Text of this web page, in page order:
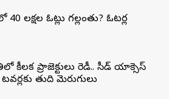
లక్షల ఓట్లు గల్లంతు? ఓటర్ల
కీలక ప్రాజెక్టులు రెడీ.. సీడ్‌ యాక్సెస్‌
తుది మెరుగులు